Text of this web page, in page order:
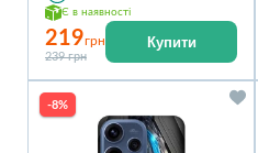
Є в наявності
219грн
239 грн
Купити
-8%